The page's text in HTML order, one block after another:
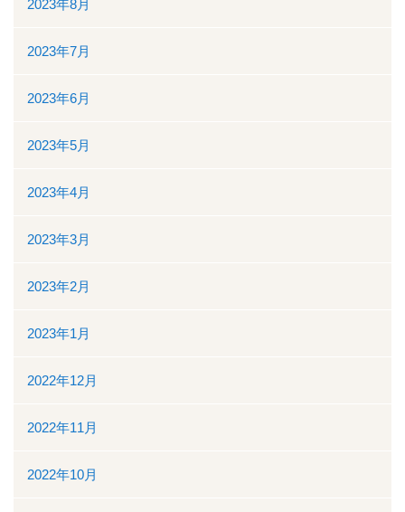
ボランティアの募集
リンク
交通案内
個人情報保護
お問い合わせ
ダウンロード資料一覧
一般競争（指名競争）入札参加資格審査申請について
2023年8月
2023年7月
2023年6月
2023年5月
2023年4月
2023年3月
2023年2月
2023年1月
2022年12月
2022年11月
2022年10月